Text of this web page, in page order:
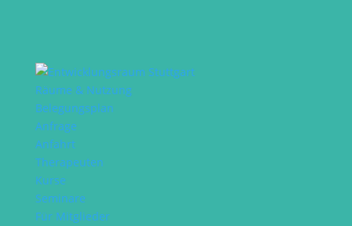
Räume & Nutzung
Belegungsplan
Anfrage
Anfahrt
Therapeuten
Kurse
Seminare
Für Mitglieder